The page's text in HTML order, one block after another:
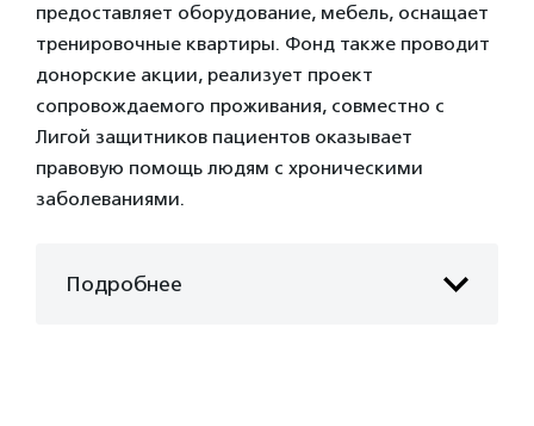
предоставляет оборудование, мебель, оснащает
тренировочные квартиры. Фонд также проводит
донорские акции, реализует проект
сопровождаемого проживания, совместно с
Лигой защитников пациентов оказывает
правовую помощь людям с хроническими
заболеваниями.
Подробнее